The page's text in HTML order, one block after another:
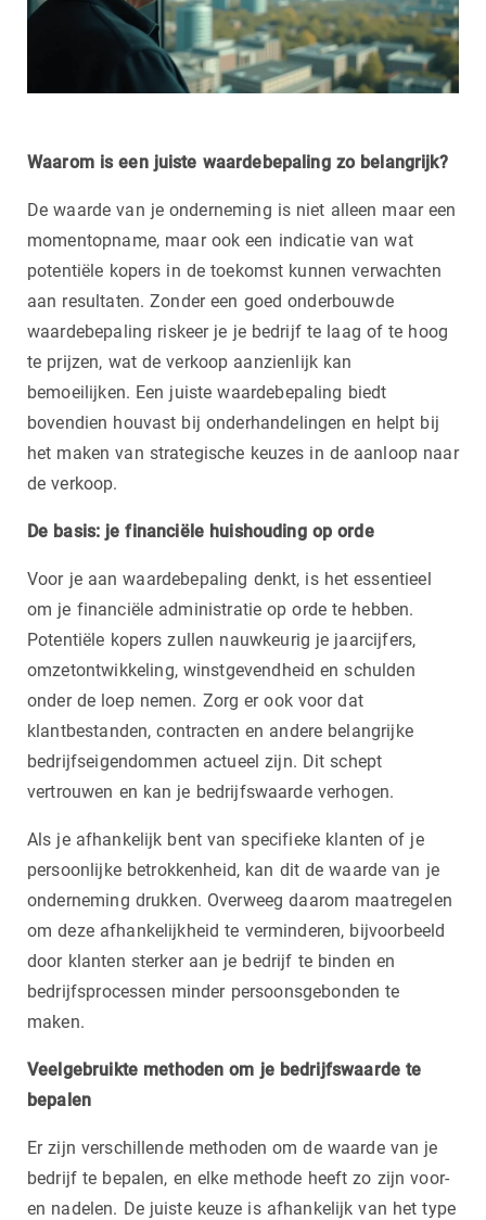
Waarom is een juiste waardebepaling zo belangrijk?
De waarde van je onderneming is niet alleen maar een
momentopname, maar ook een indicatie van wat
potentiële kopers in de toekomst kunnen verwachten
aan resultaten. Zonder een goed onderbouwde
waardebepaling riskeer je je bedrijf te laag of te hoog
te prijzen, wat de verkoop aanzienlijk kan
bemoeilijken. Een juiste waardebepaling biedt
bovendien houvast bij onderhandelingen en helpt bij
het maken van strategische keuzes in de aanloop naar
de verkoop.
De basis: je financiële huishouding op orde
Voor je aan waardebepaling denkt, is het essentieel
om je financiële administratie op orde te hebben.
Potentiële kopers zullen nauwkeurig je jaarcijfers,
omzetontwikkeling, winstgevendheid en schulden
onder de loep nemen. Zorg er ook voor dat
klantbestanden, contracten en andere belangrijke
bedrijfseigendommen actueel zijn. Dit schept
vertrouwen en kan je bedrijfswaarde verhogen.
Als je afhankelijk bent van specifieke klanten of je
persoonlijke betrokkenheid, kan dit de waarde van je
onderneming drukken. Overweeg daarom maatregelen
om deze afhankelijkheid te verminderen, bijvoorbeeld
door klanten sterker aan je bedrijf te binden en
bedrijfsprocessen minder persoonsgebonden te
maken.
Veelgebruikte methoden om je bedrijfswaarde te
bepalen
Er zijn verschillende methoden om de waarde van je
bedrijf te bepalen, en elke methode heeft zo zijn voor-
en nadelen. De juiste keuze is afhankelijk van het type